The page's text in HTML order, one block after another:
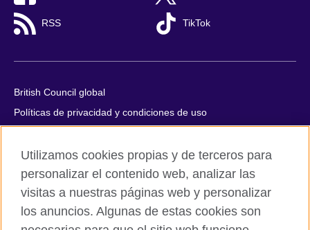
RSS TikTok
British Council global
Políticas de privacidad y condiciones de uso
Cookies
Quejas y comentarios
Mapa del sitio
Utilizamos cookies propias y de terceros para
personalizar el contenido web, analizar las
visitas a nuestras páginas web y personalizar
los anuncios. Algunas de estas cookies son